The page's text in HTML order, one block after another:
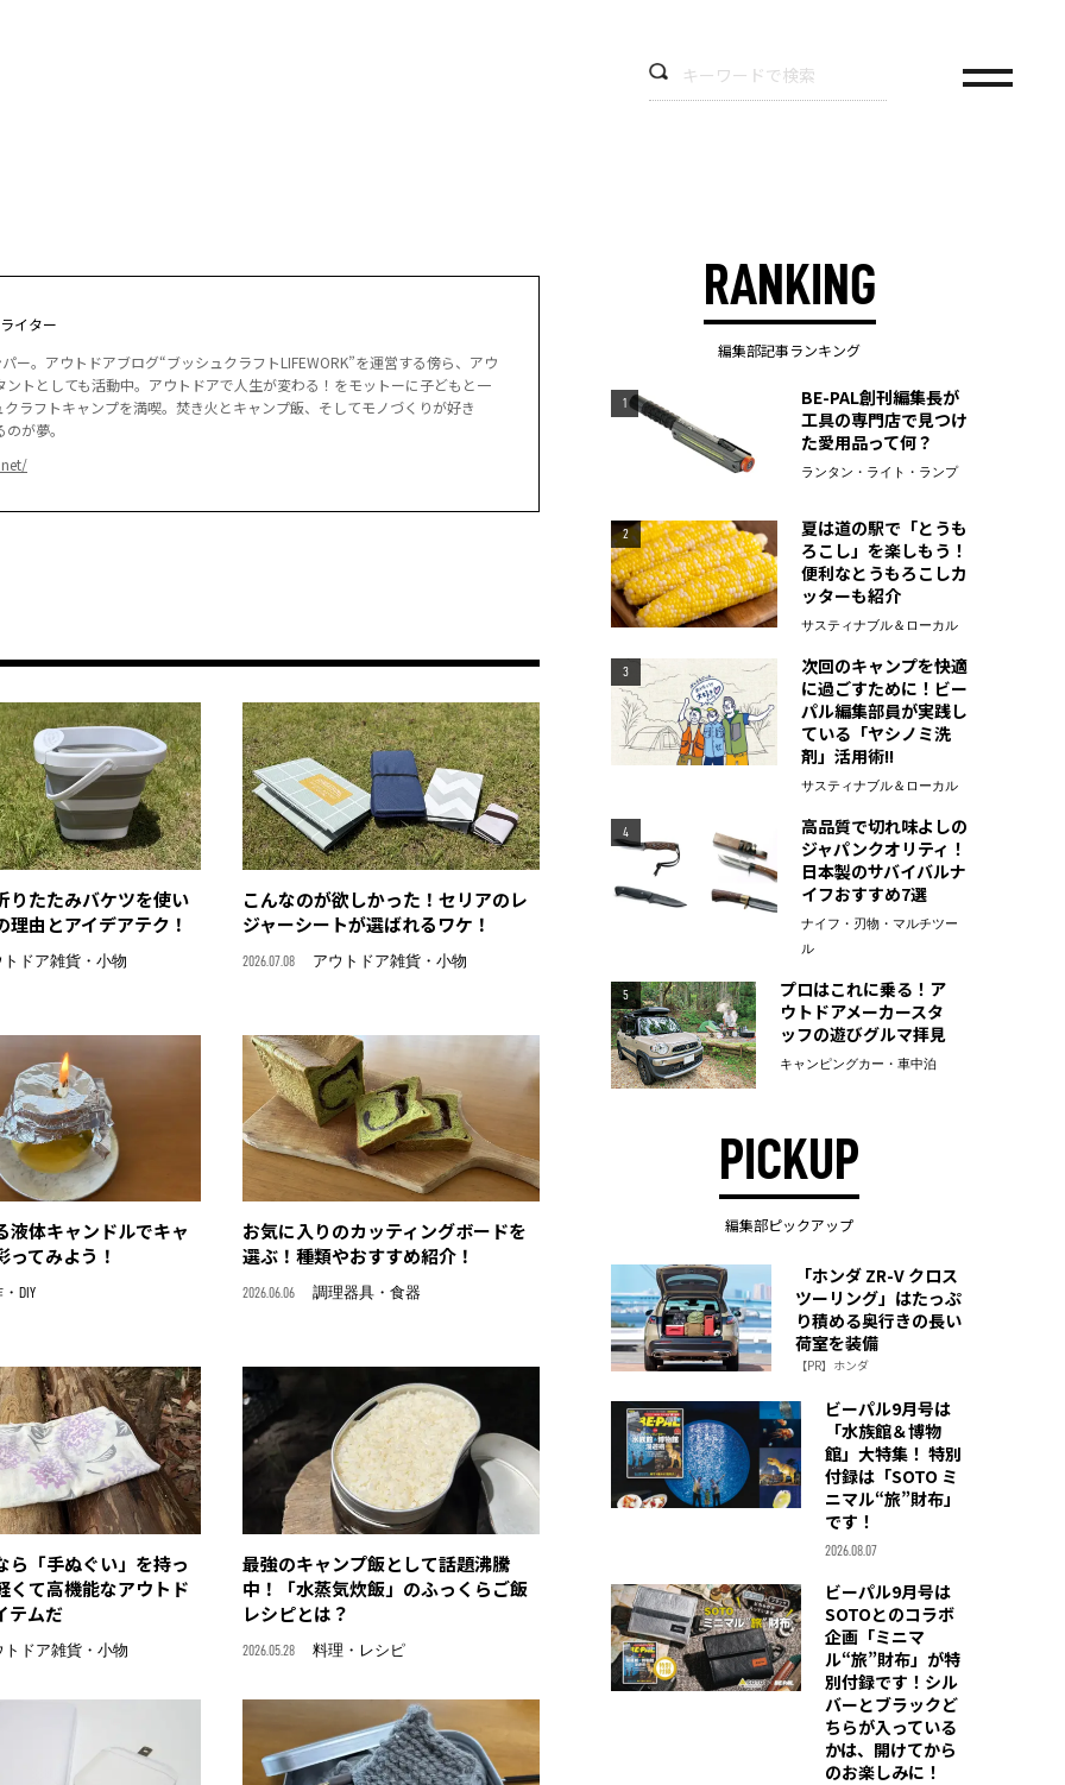
イター
ー。アウトドアブログ“ブッシュクラフトLIFEWORK”を運営する傍ら、アウ
トとしても活動中。アウトドアで人生が変わる！をモットーに子どもと一
ラフトキャンプを満喫。焚き火とキャンプ飯、そしてモノづくりが好き
が夢。
りたたみバケツを使い
理由とアイデアテク！
トドア雑貨・小物
こんなのが欲しかった！セリアのレ
ジャーシートが選ばれるワケ！
2026.07.08 アウトドア雑貨・小物
液体キャンドルでキャ
ってみよう！
DIY
お気に入りのカッティングボードを
選ぶ！種類やおすすめ紹介！
2026.06.06 調理器具・食器
ら「手ぬぐい」を持っ
くて高機能なアウトド
テムだ
トドア雑貨・小物
最強のキャンプ飯として話題沸騰
中！「水蒸気炊飯」のふっくらご飯
レシピとは？
2026.05.28 料理・レシピ
RANKING
編集部記事ランキング
1
BE-PAL創刊編集長が
工具の専門店で見つけ
た愛用品って何？
ランタン・ライト・ランプ
2
夏は道の駅で「とうも
ろこし」を楽しもう！
便利なとうもろこしカ
ッターも紹介
サスティナブル＆ローカル
3
次回のキャンプを快適
に過ごすために！ビー
パル編集部員が実践し
ている「ヤシノミ洗
剤」活用術!!
サスティナブル＆ローカル
4
高品質で切れ味よしの
ジャパンクオリティ！
日本製のサバイバルナ
イフおすすめ7選
ナイフ・刃物・マルチツー
ル
5
プロはこれに乗る！ア
ウトドアメーカースタ
ッフの遊びグルマ拝見
キャンピングカー・車中泊
PICKUP
編集部ピックアップ
「ホンダ ZR-V クロス
ツーリング」はたっぷ
り積める奥行きの長い
荷室を装備
【PR】ホンダ
ビーパル9月号は
「水族館＆博物
館」大特集！ 特別
付録は「SOTO ミ
ニマル“旅”財布」
です！
2026.08.07
ビーパル9月号は
SOTOとのコラボ
企画「ミニマ
ル“旅”財布」が特
別付録です！シル
バーとブラックど
ちらが入っている
かは、開けてから
のお楽しみに！